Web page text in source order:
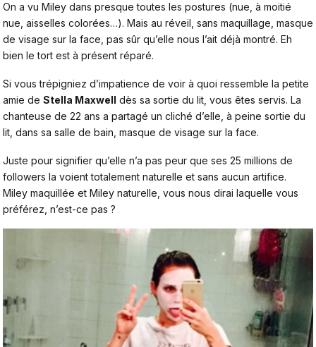
On a vu Miley dans presque toutes les postures (nue, à moitié
nue, aisselles colorées…). Mais au réveil, sans maquillage, masque
de visage sur la face, pas sûr qu’elle nous l’ait déjà montré. Eh
bien le tort est à présent réparé.
Si vous trépigniez d’impatience de voir à quoi ressemble la petite
amie de Stella Maxwell dès sa sortie du lit, vous êtes servis. La
chanteuse de 22 ans a partagé un cliché d’elle, à peine sortie du
lit, dans sa salle de bain, masque de visage sur la face.
Juste pour signifier qu’elle n’a pas peur que ses 25 millions de
followers la voient totalement naturelle et sans aucun artifice.
Miley maquillée et Miley naturelle, vous nous dirai laquelle vous
préférez, n’est-ce pas ?